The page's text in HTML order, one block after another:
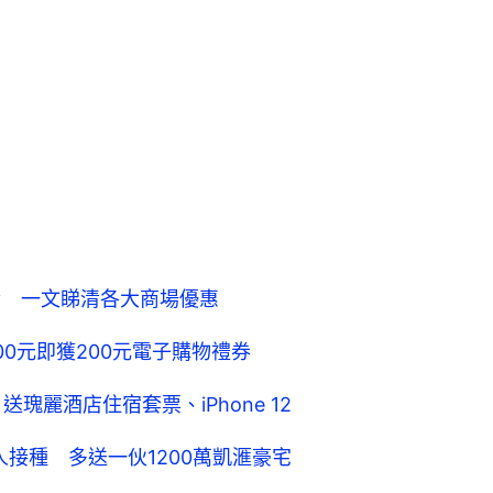
一文睇清各大商場優惠
元即獲200元電子購物禮券
瑰麗酒店住宿套票、iPhone 12
接種 多送一伙1200萬凱滙豪宅